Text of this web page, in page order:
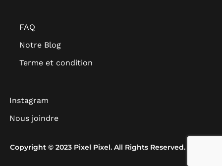
FAQ
Notre Blog
Terme et condition
Instagram
Nous joindre
Copyright © 2023 Pixel Pixel. All Rights Reserved.